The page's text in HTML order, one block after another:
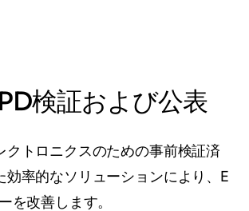
検証および公表
クトロニクスのための事前検証済
効率的なソリューションにより、E
を改善します。